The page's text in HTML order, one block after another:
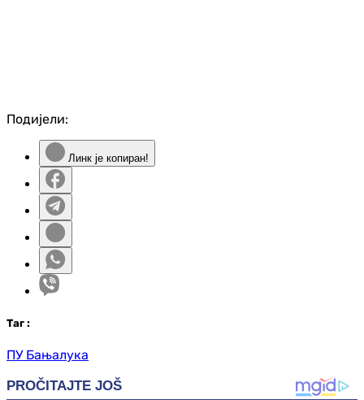
Подијели:
Линк је копиран!
Таг :
ПУ Бањалука